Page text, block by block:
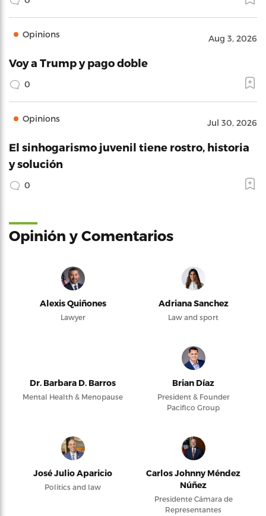
Opinions Aug 3, 2026
Voy a Trump y pago doble
0
Opinions Jul 30, 2026
El sinhogarismo juvenil tiene rostro, historia
y solución
0
Opinión y Comentarios
Alexis Quiñones
Lawyer
Adriana Sanchez
Law and sport
Dr. Barbara D. Barros
Mental Health & Menopause
Brian Díaz
President & Founder
Pacifico Group
José Julio Aparicio
Politics and law
Carlos Johnny Méndez
Núñez
Presidente Cámara de
Representantes